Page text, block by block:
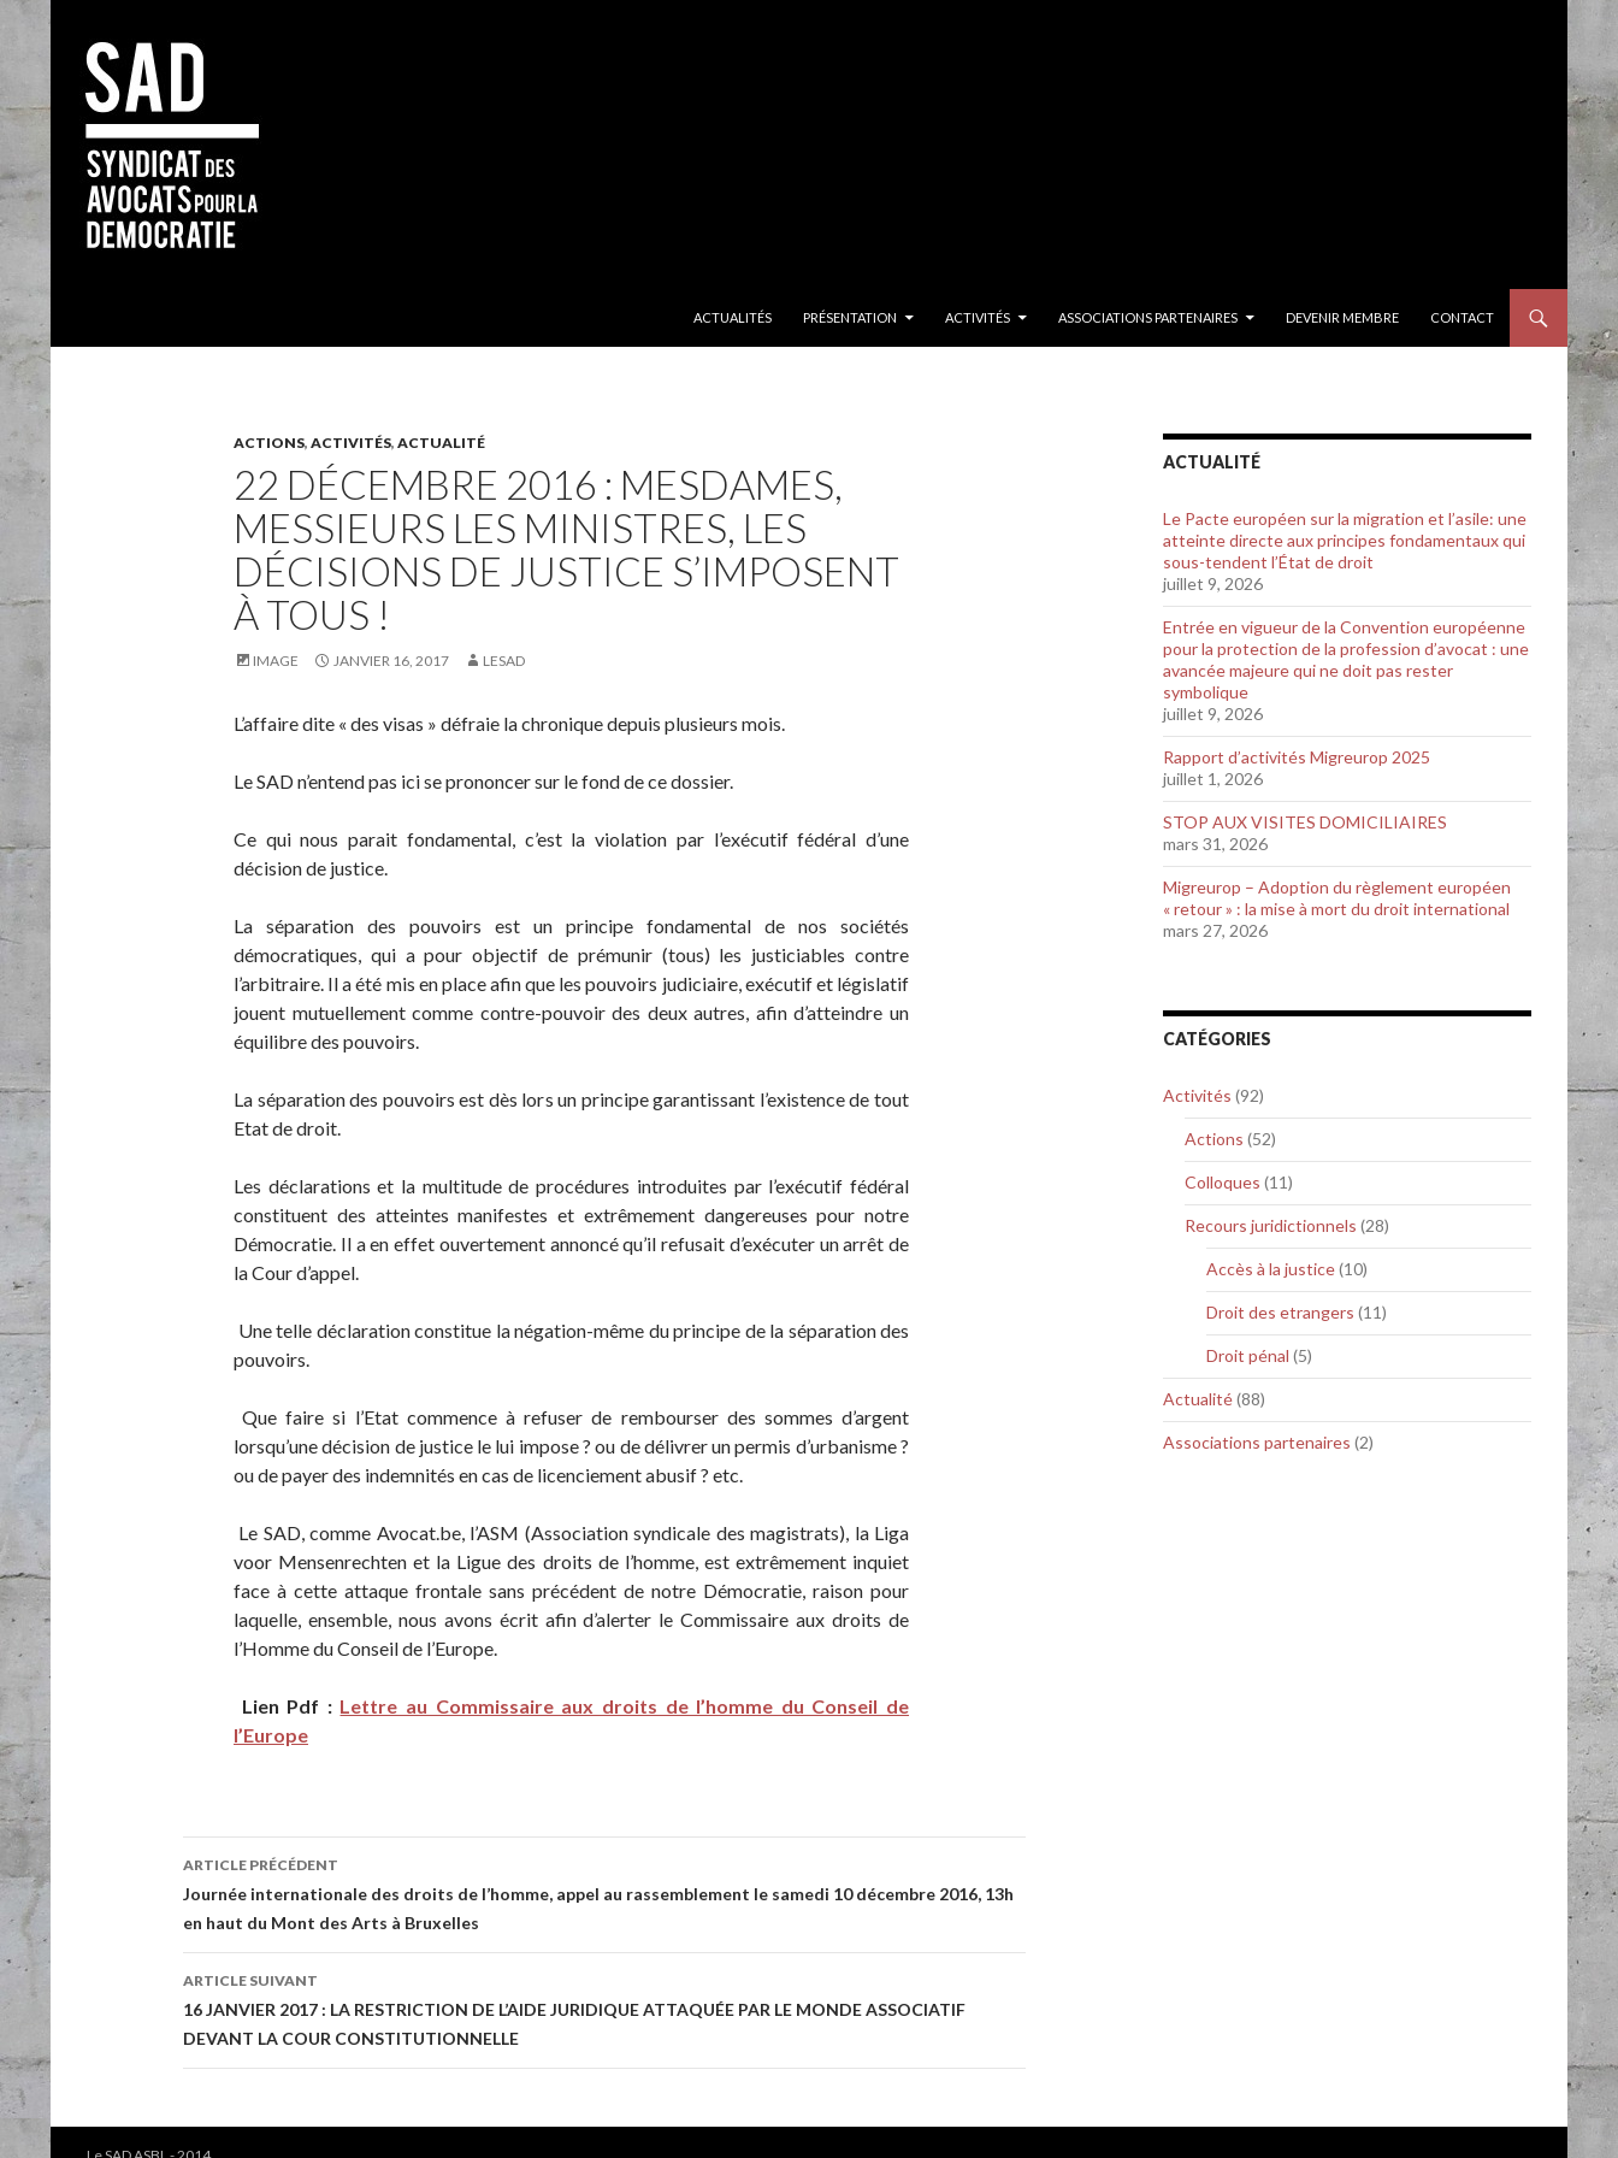
ACTUALITÉS
PRÉSENTATION ACTIVITÉS ASSOCIATIONS PARTENAIRES DEVENIR MEMBRE CONTACT
ACTIONS, ACTIVITÉS, ACTUALITÉ
22 DÉCEMBRE 2016 : MESDAMES,
MESSIEURS LES MINISTRES, LES
DÉCISIONS DE JUSTICE S’IMPOSENT
À TOUS !
IMAGE JANVIER 16, 2017 LESAD
L’affaire dite « des visas » défraie la chronique depuis plusieurs mois.
Le SAD n’entend pas ici se prononcer sur le fond de ce dossier.
Ce qui nous parait fondamental, c’est la violation par l’exécutif fédéral d’une
décision de justice.
La séparation des pouvoirs est un principe fondamental de nos sociétés
démocratiques, qui a pour objectif de prémunir (tous) les justiciables contre
l’arbitraire. Il a été mis en place afin que les pouvoirs judiciaire, exécutif et législatif
jouent mutuellement comme contre-pouvoir des deux autres, afin d’atteindre un
équilibre des pouvoirs.
La séparation des pouvoirs est dès lors un principe garantissant l’existence de tout
Etat de droit.
Les déclarations et la multitude de procédures introduites par l’exécutif fédéral
constituent des atteintes manifestes et extrêmement dangereuses pour notre
Démocratie. Il a en effet ouvertement annoncé qu’il refusait d’exécuter un arrêt de
la Cour d’appel.
Une telle déclaration constitue la négation-même du principe de la séparation des
pouvoirs.
Que faire si l’Etat commence à refuser de rembourser des sommes d’argent
lorsqu’une décision de justice le lui impose ? ou de délivrer un permis d’urbanisme ?
ou de payer des indemnités en cas de licenciement abusif ? etc.
Le SAD, comme Avocat.be, l’ASM (Association syndicale des magistrats), la Liga
voor Mensenrechten et la Ligue des droits de l’homme, est extrêmement inquiet
face à cette attaque frontale sans précédent de notre Démocratie, raison pour
laquelle, ensemble, nous avons écrit afin d’alerter le Commissaire aux droits de
l’Homme du Conseil de l’Europe.
Lien Pdf : Lettre au Commissaire aux droits de l’homme du Conseil de
l’Europe
Navigation de l’article
ARTICLE PRÉCÉDENT
Journée internationale des droits de l’homme, appel au rassemblement le samedi 10 décembre 2016, 13h
en haut du Mont des Arts à Bruxelles
ARTICLE SUIVANT
16 JANVIER 2017 : LA RESTRICTION DE L’AIDE JURIDIQUE ATTAQUÉE PAR LE MONDE ASSOCIATIF
DEVANT LA COUR CONSTITUTIONNELLE
ACTUALITÉ
Le Pacte européen sur la migration et l’asile: une
atteinte directe aux principes fondamentaux qui
sous-tendent l’État de droit
juillet 9, 2026
Entrée en vigueur de la Convention européenne
pour la protection de la profession d’avocat : une
avancée majeure qui ne doit pas rester
symbolique
juillet 9, 2026
Rapport d’activités Migreurop 2025
juillet 1, 2026
STOP AUX VISITES DOMICILIAIRES
mars 31, 2026
Migreurop – Adoption du règlement européen
« retour » : la mise à mort du droit international
mars 27, 2026
CATÉGORIES
Activités (92)
Actions (52)
Colloques (11)
Recours juridictionnels (28)
Accès à la justice(10)
Droit des etrangers (11)
Droit pénal (5)
Actualité(88)
Associations partenaires (2)